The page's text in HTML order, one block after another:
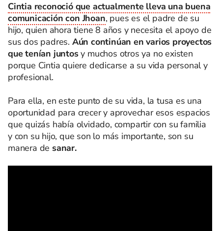
Cintia reconoció que actualmente lleva una buena
comunicación con Jhoan, pues es el padre de su
hijo, quien ahora tiene 8 años y necesita el apoyo de
sus dos padres. Aún continúan en varios proyectos
que tenían juntosy muchos otros ya no existen
porque Cintia quiere dedicarse a su vida personal y
profesional.
Para ella, en este punto de su vida, la tusa es una
oportunidad para crecer y aprovechar esos espacios
que quizás había olvidado, compartir con su familia
y con su hijo, que son lo más importante, son su
manera de sanar.